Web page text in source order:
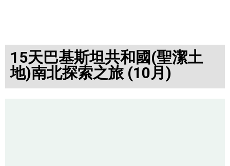
15天巴基斯坦共和國(聖潔土
地)南北探索之旅 (10月)